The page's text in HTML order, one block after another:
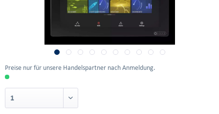
Preise nur für unsere Handelspartner nach Anmeldung.